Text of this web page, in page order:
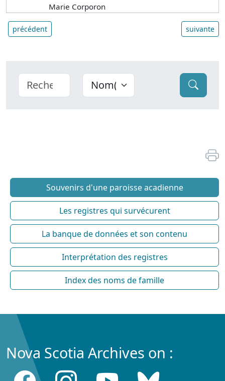
Marie Corporon
précédent suivante
Souvenirs d'une paroisse acadienne
Les registres qui survécurent
La banque de données et son contenu
Interprétation des registres
Index des noms de famille
Nova Scotia Archives on :